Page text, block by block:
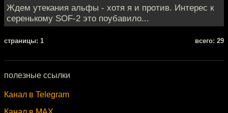
Ждем утекания альфы - хотя я и против. Интерес к
серенькому SOF-2 это поубавило...
cтраницы: 1 всего: 29
полезные ссылки
Канал в Telegram